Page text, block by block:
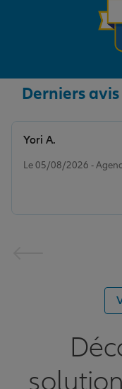
Derniers
Le 05/08/2026 -
Yori A.